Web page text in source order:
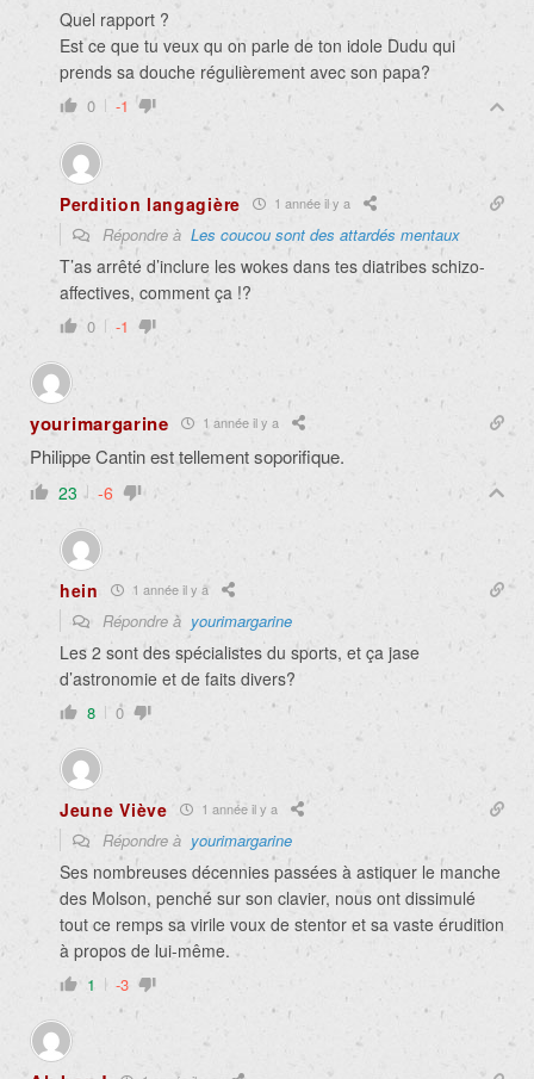
Quel rapport ?
Est ce que tu veux qu on parle de ton idole Dudu qui
prends sa douche régulièrement avec son papa?
0 -1
Perdition langagière 1 année il y a
Répondre à Les coucou sont des attardés mentaux
T’as arrêté d’inclure les wokes dans tes diatribes schizo-
affectives, comment ça !?
0 -1
yourimargarine 1 année il y a
Philippe Cantin est tellement soporifique.
23 -6
hein 1 année il y a
Répondre à yourimargarine
Les 2 sont des spécialistes du sports, et ça jase
d’astronomie et de faits divers?
8 0
Jeune Viève 1 année il y a
Répondre à yourimargarine
Ses nombreuses décennies passées à astiquer le manche
des Molson, penché sur son clavier, nous ont dissimulé
tout ce remps sa virile voux de stentor et sa vaste érudition
à propos de lui-même.
1 -3